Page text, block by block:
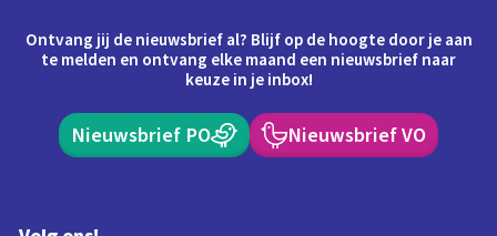
Ontvang jij de nieuwsbrief al? Blijf op de hoogte door je aan
te melden en ontvang elke maand een nieuwsbrief naar
keuze in je inbox!
Nieuwsbrief PO Nieuwsbrief VO